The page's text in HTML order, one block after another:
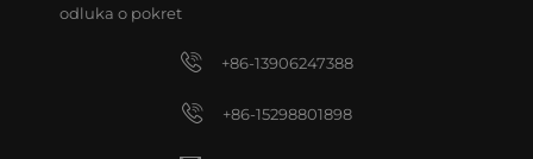
odluka o pokret
+86-13906247388
+86-15298801898